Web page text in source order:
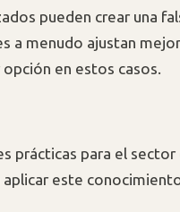
pueden crear una
a menudo ajustan
en estos casos.
prácticas para el sector
aplicar este